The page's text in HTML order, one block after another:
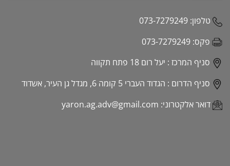
טלפון: 073-7279249
פקס: 073-7279249
סניף המרכז : יעל רום 18 פתח תקווה
סניף הדרום : הגדוד העברי 5 קומה 6, מגדל גן העיר, אשדוד
דואר אלקטרוני: yaron.ag.adv@gmail.com